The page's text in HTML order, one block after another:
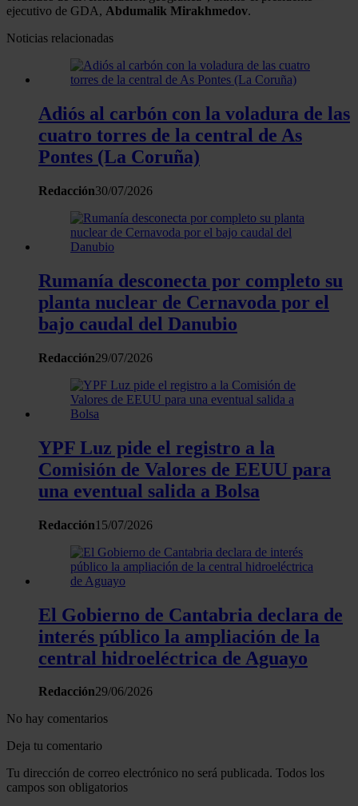
Obtenga más información sobre cómo se procesan sus
datos personales y establezca sus preferencias en la
sección de datos
. Puede cambiar o retirar su
consentimiento en cualquier momento en la Declaración
Las cookies de este sitio web se usan para personalizar
el contenido y los anuncios, ofrecer funciones de redes
información sobre el uso que haga del sitio web con
nuestros partners de redes sociales, publicidad y análisis
web, quienes pueden combinarla con otra información
que les haya proporcionado o que hayan recopilado a
ejecutivo de GDA, Abdumalik Mirakhmedov.
Noticias relacionadas
Adiós al carbón con la voladura de las
cuatro torres de la central de As
Pontes (La Coruña)
Redacción30/07/2026
Rumanía desconecta por completo su
planta nuclear de Cernavoda por el
bajo caudal del Danubio
Redacción29/07/2026
YPF Luz pide el registro a la
Comisión de Valores de EEUU para
una eventual salida a Bolsa
Redacción15/07/2026
El Gobierno de Cantabria declara de
interés público la ampliación de la
central hidroeléctrica de Aguayo
Redacción29/06/2026
No hay comentarios
Deja tu comentario
Tu dirección de correo electrónico no será publicada. Todos los
campos son obligatorios